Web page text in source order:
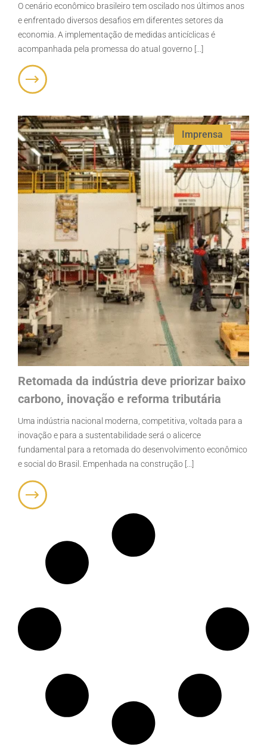
O cenário econômico brasileiro tem oscilado nos últimos anos
e enfrentado diversos desafios em diferentes setores da
economia. A implementação de medidas anticíclicas é
acompanhada pela promessa do atual governo [...]
Imprensa
Retomada da indústria deve priorizar baixo
carbono, inovação e reforma tributária
Uma indústria nacional moderna, competitiva, voltada para a
inovação e para a sustentabilidade será o alicerce
fundamental para a retomada do desenvolvimento econômico
e social do Brasil. Empenhada na construção [...]